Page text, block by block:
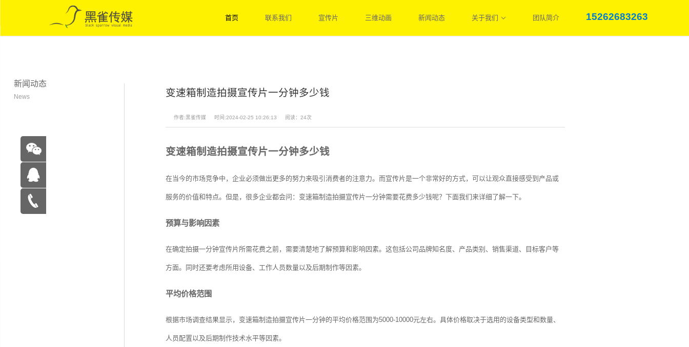
首页 联系我们 宣传片 三维动画 新闻动态 关于我们 团队简介 15262683263
新闻动态
News 变速箱制造拍摄宣传片一分钟多少钱
作者:黑雀传媒 时间:2024-02-25 10:26:13 阅读：24次
变速箱制造拍摄宣传片一分钟多少钱
在当今的市场竞争中，企业必须做出更多的努力来吸引消费者的注意力。而宣传片是一个非常好的方式，可以让观众直接感受到产品或
服务的价值和特点。但是，很多企业都会问：变速箱制造拍摄宣传片一分钟需要花费多少钱呢？下面我们来详细了解一下。
预算与影响因素
在确定拍摄一分钟宣传片所需花费之前，需要清楚地了解预算和影响因素。这包括公司品牌知名度、产品类别、销售渠道、目标客户等
方面。同时还要考虑所用设备、工作人员数量以及后期制作等因素。
平均价格范围
根据市场调查结果显示，变速箱制造拍摄宣传片一分钟的平均价格范围为5000-10000元左右。具体价格取决于选用的设备类型和数量、
人员配置以及后期制作技术水平等因素。
在线咨